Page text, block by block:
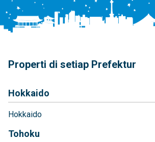
Properti di setiap Prefektur
Hokkaido
Hokkaido
Tohoku